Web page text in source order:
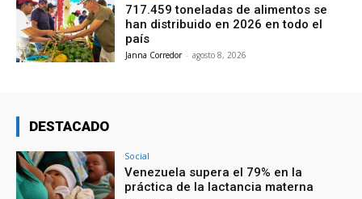
717.459 toneladas de alimentos se
han distribuido en 2026 en todo el
país
Janna Corredor - agosto 8, 2026
DESTACADO
Social
Venezuela supera el 79% en la
práctica de la lactancia materna